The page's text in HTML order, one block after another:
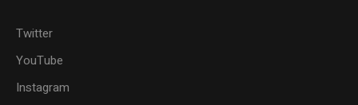
Twitter
YouTube
Instagram